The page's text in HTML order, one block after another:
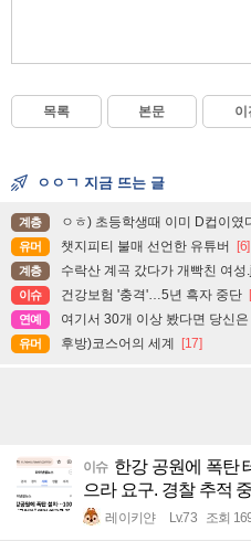
목록 본문 이
ㅇㅇㄱ 지금 뜨는 글
계층 ㅇㅎ) 초등학생때 이미 D컵이였
유머 챗지피티 불매 선언한 유튜버 [6]
계층 수락산 계곡 갔다가 개빡친 여성
이슈 건강보험 '충격'…5년 흑자 중단
연예 여기서 30개 이상 봤다면 당신
유머 후방)코스어의 세계 [17]
이슈 한강 공원에 폭탄
으라 요구. 경찰 추적 중
레이키얀 Lv.73 조회